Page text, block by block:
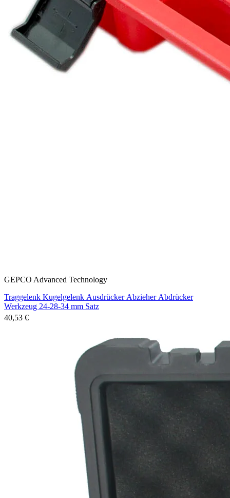
GEPCO Advanced Technology
Traggelenk Kugelgelenk Ausdrücker Abzieher Abdrücker
Werkzeug 24-28-34 mm Satz
40,53 €